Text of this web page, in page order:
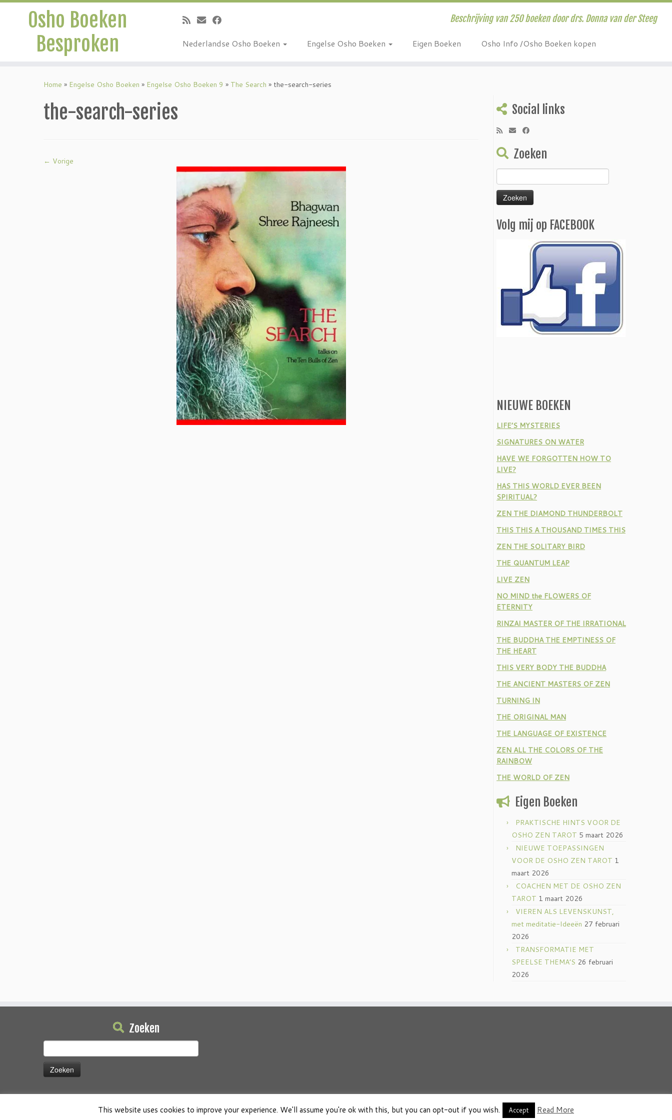
Osho Boeken
Besproken
Beschrijving van 250 boeken door drs. Donna van der Steeg
Nederlandse Osho Boeken Engelse Osho Boeken Eigen Boeken Osho Info /Osho Boeken kopen
Home » Engelse Osho Boeken » Engelse Osho Boeken 9 » The Search » the-search-series
the-search-series
← Vorige
Social links
Zoeken
naar:
Volg mij op FACEBOOK
NIEUWE BOEKEN
LIFE’S MYSTERIES
SIGNATURES ON WATER
HAVE WE FORGOTTEN HOW TO
LIVE?
HAS THIS WORLD EVER BEEN
SPIRITUAL?
ZEN THE DIAMOND THUNDERBOLT
THIS THIS A THOUSAND TIMES THIS
ZEN THE SOLITARY BIRD
THE QUANTUM LEAP
LIVE ZEN
NO MIND the FLOWERS OF
ETERNITY
RINZAI MASTER OF THE IRRATIONAL
THE BUDDHA THE EMPTINESS OF
THE HEART
THIS VERY BODY THE BUDDHA
THE ANCIENT MASTERS OF ZEN
TURNING IN
THE ORIGINAL MAN
THE LANGUAGE OF EXISTENCE
ZEN ALL THE COLORS OF THE
RAINBOW
THE WORLD OF ZEN
Eigen Boeken
PRAKTISCHE HINTS VOOR DE
OSHO ZEN TAROT 5 maart 2026
NIEUWE TOEPASSINGEN
VOOR DE OSHO ZEN TAROT 1
maart 2026
COACHEN MET DE OSHO ZEN
TAROT 1 maart 2026
VIEREN ALS LEVENSKUNST,
met meditatie-Ideeën 27 februari
2026
TRANSFORMATIE MET
SPEELSE THEMA’S 26 februari
2026
Zoeken
naar:
·© 2026 Osho Boeken Besproken·Aangeboden door ·Ontworpen met deCustomizr thema ·
This website uses cookies to improve your experience. We'll assume you're ok with this, but you can opt-out if you wish. Accept Read More